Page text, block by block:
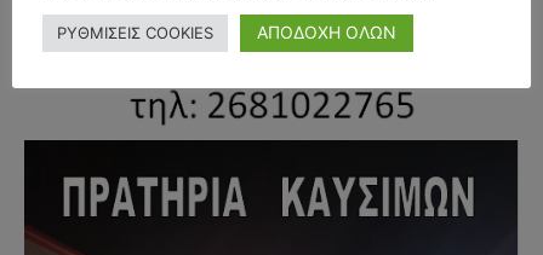
ΡΥΘΜΙΣΕΙΣ COOKIES ΑΠΟΔΟΧΗ ΟΛΩΝ